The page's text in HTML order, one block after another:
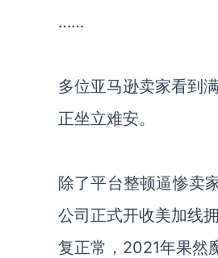
……
多位亚马逊卖家看到
正坐立难安。
除了平台整顿逼惨卖
公司正式开收美加线
复正常，2021年果然